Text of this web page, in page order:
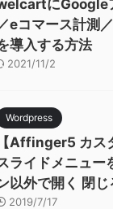
にGoogle
eコマース計測
導入する方法
2021/11/2
Wordpress
【Affinger5 カス
ライドメニュー
以外で開く 閉
2019/7/17